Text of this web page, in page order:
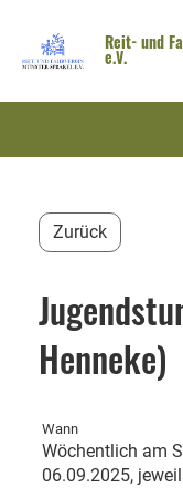
Reit- und
e.V.
Zurück
Henneke)
Wann
Wöchentlich am
06.09.2025,